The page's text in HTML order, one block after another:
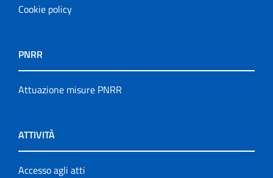
Cookie policy
PNRR
Attuazione misure PNRR
ATTIVITÀ
Accesso agli atti